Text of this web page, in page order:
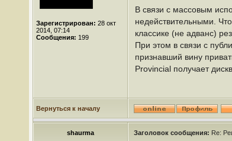
Зарегистрирован: 28 окт
2014, 07:14
Сообщения: 199
В связи с массовым
недействительными.
классике (не адванс)
При этом в связи с
признавший вину
Provincial получает
Вернуться к началу
shaurma Заголовок сообщения: Re: